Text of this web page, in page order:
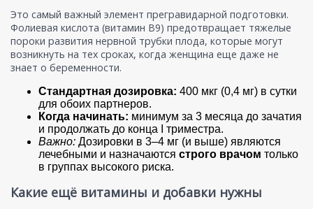
Это самый важный элемент прегравидарной подготовки.
Фолиевая кислота (витамин B9) предотвращает тяжелые
пороки развития нервной трубки плода, которые могут
возникнуть на тех сроках, когда женщина еще даже не
знает о беременности.
Стандартная дозировка: 400 мкг (0,4 мг) в сутки
для обоих партнеров.
Когда начинать: минимум за 3 месяца до зачатия
и продолжать до конца I триместра.
Важно: Дозировки в 3–4 мг (и выше) являются
лечебными и назначаются строго врачом только
в группах высокого риска.
Какие ещё витамины и добавки нужны